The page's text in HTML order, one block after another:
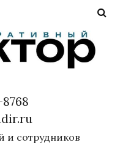
и сотрудников